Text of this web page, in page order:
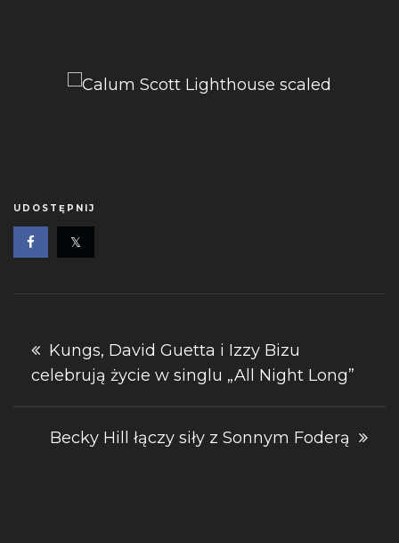
UDOSTĘPNIJ
Nawigacja
wpisu
Kungs, David Guetta i Izzy Bizu
celebrują życie w singlu „All Night Long”
Becky Hill łączy siły z Sonnym Foderą